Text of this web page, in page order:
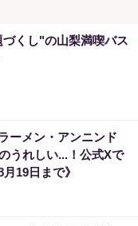
づくし"の山梨満喫バス
ーメン・アンニンド
うれしい...！公式Xで
19日まで》